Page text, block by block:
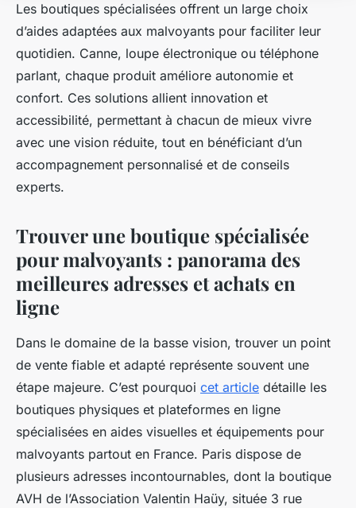
Les boutiques spécialisées offrent un large choix
d’aides adaptées aux malvoyants pour faciliter leur
quotidien. Canne, loupe électronique ou téléphone
parlant, chaque produit améliore autonomie et
confort. Ces solutions allient innovation et
accessibilité, permettant à chacun de mieux vivre
avec une vision réduite, tout en bénéficiant d’un
accompagnement personnalisé et de conseils
experts.
Trouver une boutique spécialisée
pour malvoyants : panorama des
meilleures adresses et achats en
ligne
Dans le domaine de la basse vision, trouver un point
de vente fiable et adapté représente souvent une
étape majeure. C’est pourquoi cet article détaille les
boutiques physiques et plateformes en ligne
spécialisées en aides visuelles et équipements pour
malvoyants partout en France. Paris dispose de
plusieurs adresses incontournables, dont la boutique
AVH de l’Association Valentin Haüy, située 3 rue